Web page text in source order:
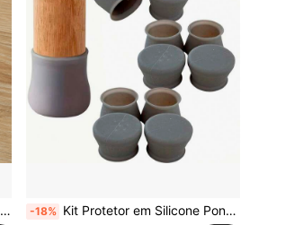
-18% Kit Protetor em Silicone Ponteira Pé Cadeira Mesa Sofá Cama Pézinho Antiderrapante